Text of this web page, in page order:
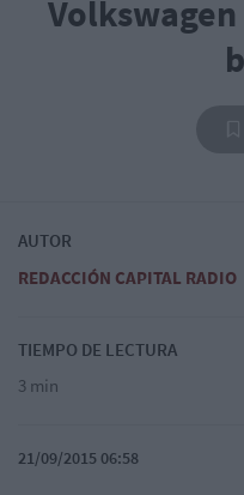
AUTOR
REDACCIÓN CAPITAL RADIO
TIEMPO DE LECTURA
3 min
21/09/2015 06:58